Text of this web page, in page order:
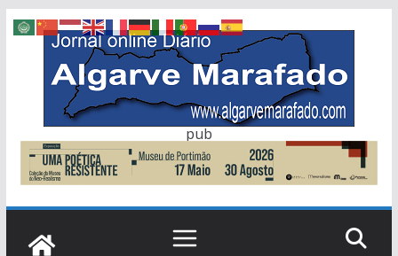
Skip
content
pub